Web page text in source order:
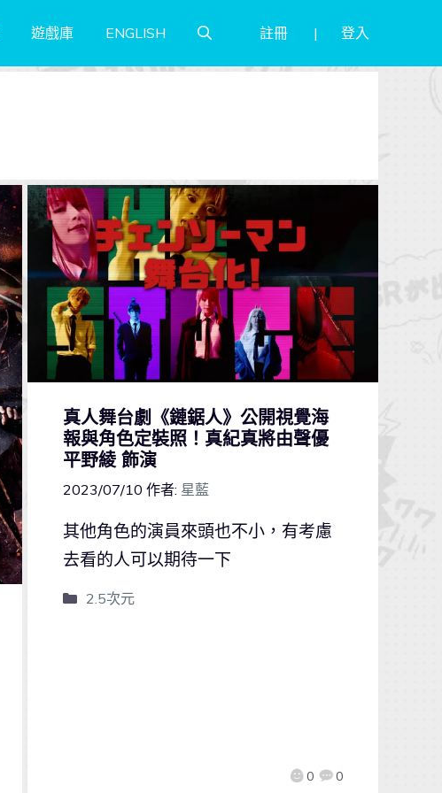
遊戲庫 ENGLISH 註冊 登入
真人舞台劇《鏈鋸人》公開視覺海
報與角色定裝照！真紀真將由聲優
平野綾 飾演
2023/07/10 作者: 星藍
0 0
其他角色的演員來頭也不小，有考慮
去看的人可以期待一下
2.5次元